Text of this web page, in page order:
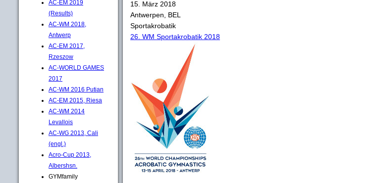
AC-EM 2019
(Results)
AC-WM 2018,
Antwerp
AC-EM 2017,
Rzeszow
AC-WORLD GAMES
2017
AC-WM 2016 Putian
AC-EM 2015, Riesa
AC-WM 2014
Levallois
AC-WG 2013, Cali
(engl.)
Acro-Cup 2013,
Albershsn.
GYMfamily
15. März 2018
Antwerpen, BEL
Sportakrobatik
26. WM Sportakrobatik 2018